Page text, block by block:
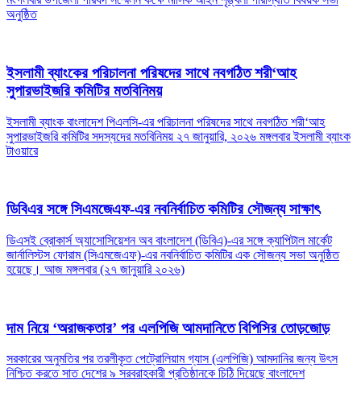
অনুষ্ঠিত
ইসলামী ব্যাংকের পরিচালনা পরিষদের সাথে নবগঠিত শরী‘আহ
সুপারভাইজরি কমিটির মতবিনিময়
ইসলামী ব্যাংক বাংলাদেশ পিএলসি-এর পরিচালনা পরিষদের সাথে নবগঠিত শরী‘আহ
সুপারভাইজরি কমিটির সদস্যদের মতবিনিময় ২৭ জানুয়ারি, ২০২৬ মঙ্গলবার ইসলামী ব্যাংক
টাওয়ারে
ডিবিএর সঙ্গে সিএমজেএফ-এর নবনির্বাচিত কমিটির সৌজন্য সাক্ষাৎ
ডিএসই ব্রোকার্স অ্যাসোসিয়েশন অব বাংলাদেশ (ডিবিএ)-এর সঙ্গে ক্যাপিটাল মার্কেট
জার্নালিস্টস ফোরাম (সিএমজেএফ)-এর নবনির্বাচিত কমিটির এক সৌজন্য সভা অনুষ্ঠিত
হয়েছে। আজ মঙ্গলবার (২৭ জানুয়ারি ২০২৬)
দাম নিয়ে ‘অরাজকতার’ পর এলপিজি আমদানিতে বিপিসির তোড়জোড়
সরকারের অনুমতির পর তরলীকৃত পেট্রোলিয়াম গ্যাস (এলপিজি) আমদানির জন্য উৎস
নিশ্চিত করতে সাত দেশের ৯ সরবরাহকারী প্রতিষ্ঠানকে চিঠি দিয়েছে বাংলাদেশ